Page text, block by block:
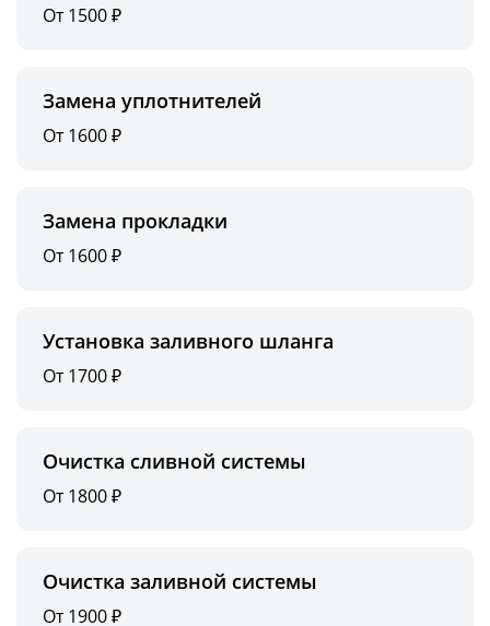
От 1500 ₽
Замена уплотнителей
От 1600 ₽
Замена прокладки
От 1600 ₽
Установка заливного шланга
От 1700 ₽
Очистка сливной системы
От 1800 ₽
Очистка заливной системы
От 1900 ₽